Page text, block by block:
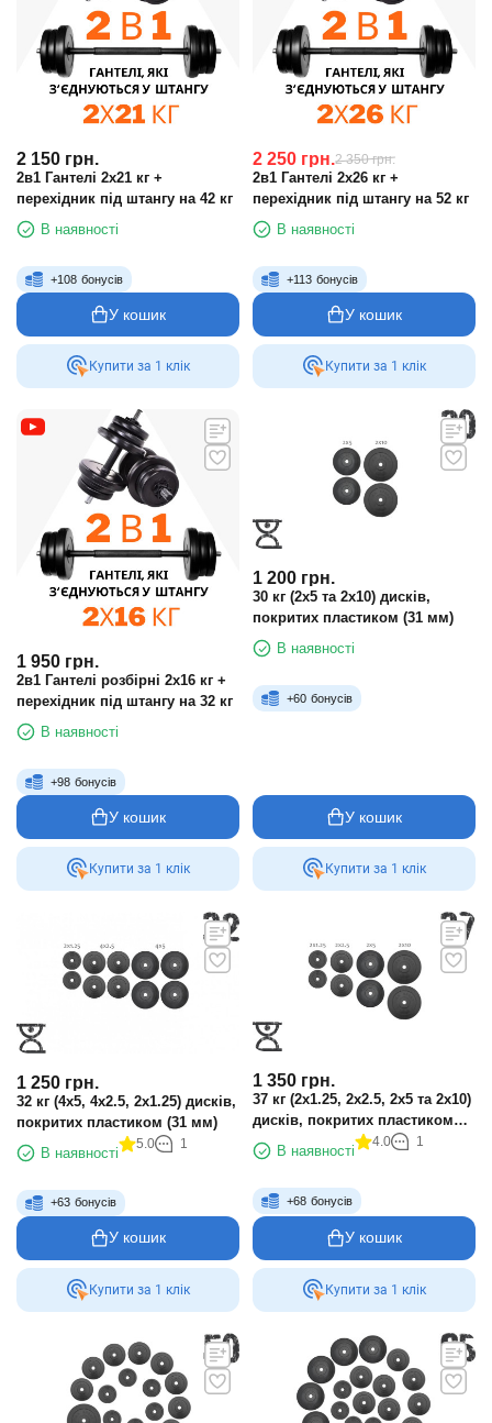
2 150 грн.
2в1 Гантелі 2х21 кг +
перехідник під штангу на 42 кг
В наявності
+108 бонусів
У кошик
Купити за 1 клiк
2 250 грн.2 350 грн.
2в1 Гантелі 2х26 кг +
перехідник під штангу на 52 кг
В наявності
+113 бонусів
У кошик
Купити за 1 клiк
1 950 грн.
2в1 Гантелі розбірні 2х16 кг +
перехідник під штангу на 32 кг
В наявності
+98 бонусів
У кошик
Купити за 1 клiк
1 200 грн.
30 кг (2x5 та 2x10) дисків,
покритих пластиком (31 мм)
В наявності
+60 бонусів
У кошик
Купити за 1 клiк
1 250 грн.
32 кг (4x5, 4х2.5, 2x1.25) дисків,
покритих пластиком (31 мм)
В наявності
5.0 1
+63 бонусів
У кошик
Купити за 1 клiк
1 350 грн.
37 кг (2х1.25, 2х2.5, 2x5 та 2x10)
дисків, покритих пластиком
(31 мм)
В наявності
4.0 1
+68 бонусів
У кошик
Купити за 1 клiк